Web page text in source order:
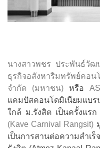
นางสาวพชร ประพันธ์วัฒ
ธุรกิจอสังหาริมทรัพย์ค
จำกัด (มหาชน) หรือ
แคมปัสคอนโดมิเนียมแบ
ใกล้ ม.รังสิต เป็นครั้งแร
(Kave Carnival Rangsit)
เป็นการสานต่อความสำ